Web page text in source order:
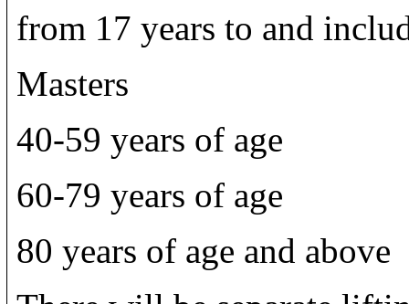
from 17 years to and
Masters
40-59 years of age
60-79 years of age
80 years of age and above